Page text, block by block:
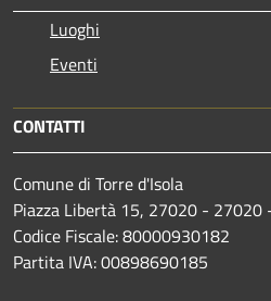
Luoghi
Eventi
CONTATTI
Comune di Torre d'Isola
Piazza Libertà 15, 27020 - 27020
Codice Fiscale: 80000930182
Partita IVA: 00898690185